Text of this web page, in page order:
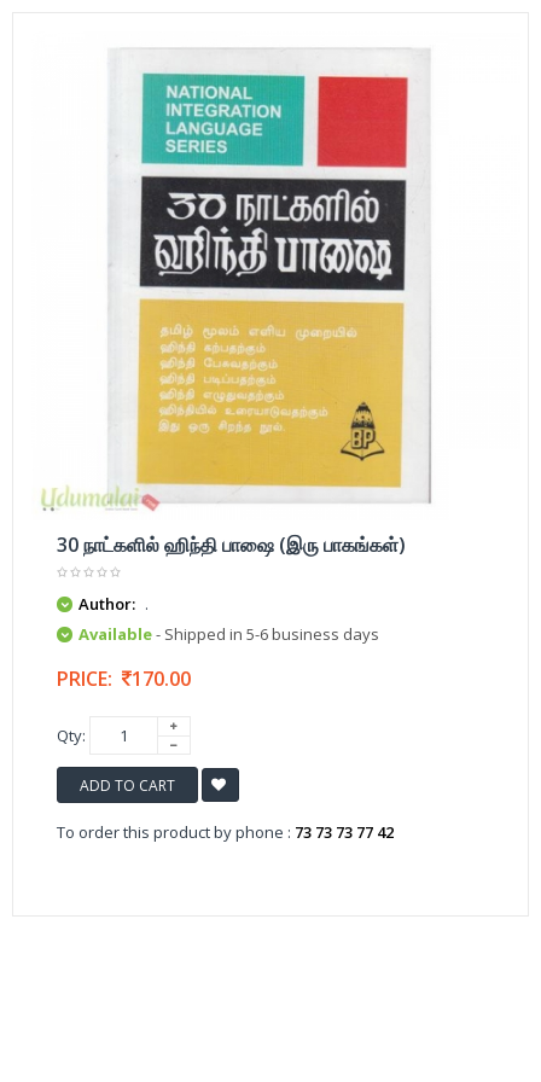
30 நாட்களில் ஹிந்தி பாஷை (இரு பாகங்கள்)
Author: .
Available- Shipped in 5-6 business days
PRICE: 170.00
Qty:
ADD TO CART
To order this product by phone : 73 73 73 77 42